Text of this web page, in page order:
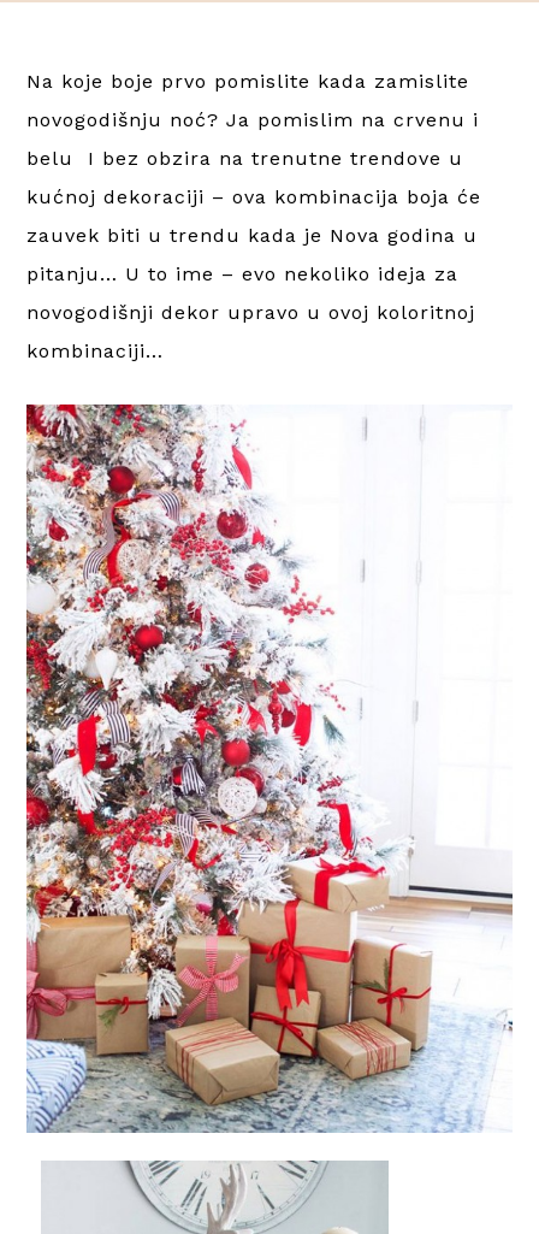
Na koje boje prvo pomislite kada zamislite
novogodišnju noć? Ja pomislim na crvenu i
belu
I bez obzira na trenutne trendove u
kućnoj dekoraciji – ova kombinacija boja će
zauvek biti u trendu kada je Nova godina u
pitanju… U to ime – evo nekoliko ideja za
novogodišnji dekor upravo u ovoj koloritnoj
kombinaciji…